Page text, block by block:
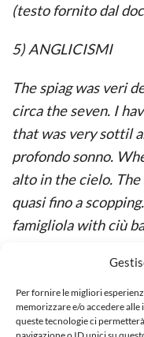
Per fornire le migliori
memorizzare e/o accedere
queste tecnologie ci
(testo fornito dal
5) ANGLICISMI
The spiag was veri
circa the seven. I
that was very sottil
profondo sonno.
alto in the cielo.
quasi fino a
famigliola with ciù
si stavano
very vistos fint
costum, that was